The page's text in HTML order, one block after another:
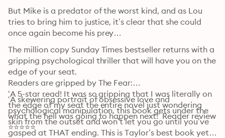
But Mike is a predator of the worst kind, and as Lou
tries to bring him to justice, it’s clear that she could
once again become his prey…
The million copy Sunday Times bestseller returns with a
gripping psychological thriller that will have you on the
edge of your seat.
Readers are gripped by The Fear:
‘A 5-star read! It was so gripping that I was literally on
the edge of my seat the entire novel just wondering
what the hell was going to happen next!’ Reader review
⭐⭐⭐⭐⭐
‘A skewering portrait of obsessive love and
psychological manipulation, this book gets under the
skin from the outset and won’t let you go until you’ve
gasped at THAT ending. This is Taylor’s best book yet.’